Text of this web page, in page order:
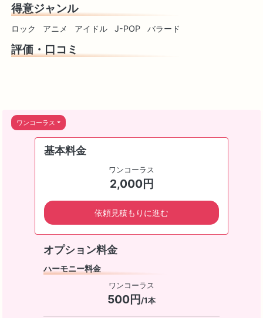
得意ジャンル
ロック アニメ アイドル J-POP バラード
評価・口コミ
ワンコーラス
基本料金
ワンコーラス
2,000円
依頼見積もりに進む
オプション料金
ハーモニー料金
ワンコーラス
500円/1本